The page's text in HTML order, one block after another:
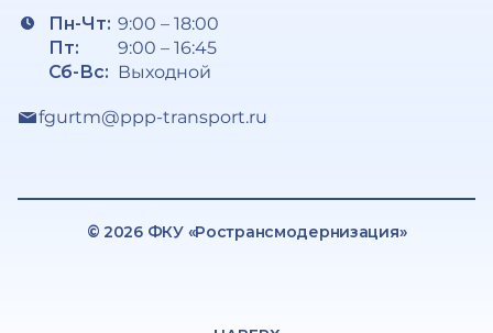
Пн-Чт:
Пт:
Сб-Вс:
9:00 – 18:00
9:00 – 16:45
Выходной
fgurtm@ppp-transport.ru
© 2026 ФКУ «Ространсмодернизация»